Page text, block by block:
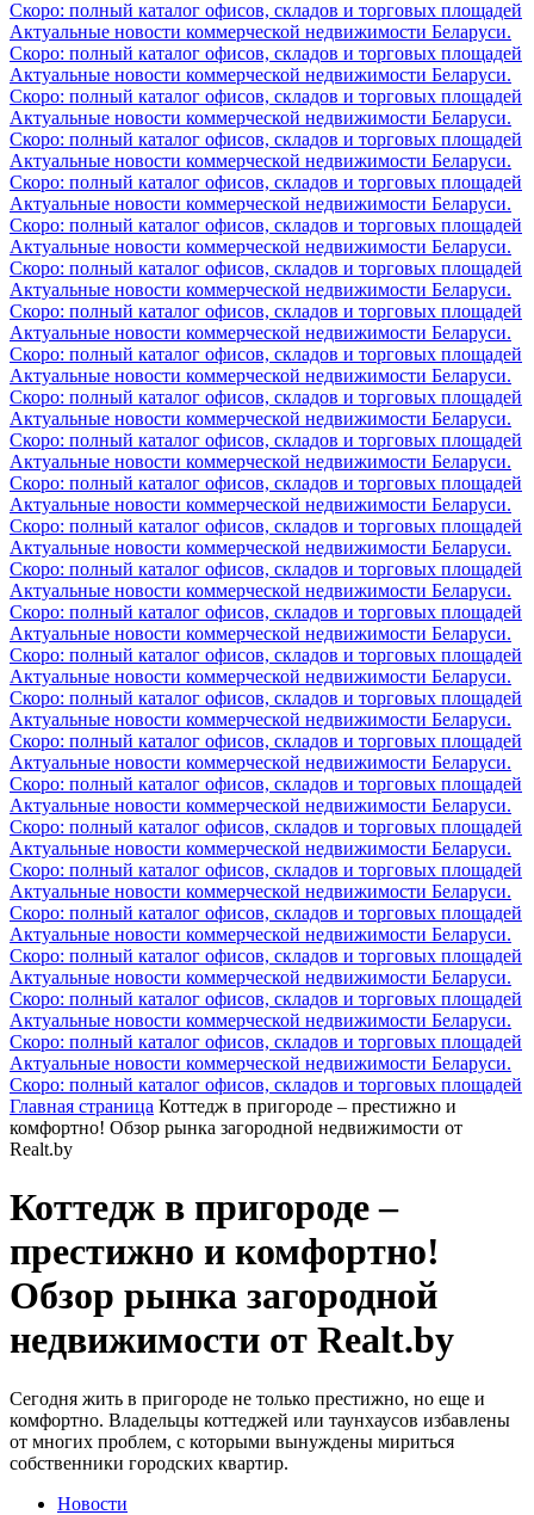
Скоро: полный каталог офисов, складов и торговых площадей
Актуальные новости коммерческой недвижимости Беларуси.
Скоро: полный каталог офисов, складов и торговых площадей
Актуальные новости коммерческой недвижимости Беларуси.
Скоро: полный каталог офисов, складов и торговых площадей
Актуальные новости коммерческой недвижимости Беларуси.
Скоро: полный каталог офисов, складов и торговых площадей
Актуальные новости коммерческой недвижимости Беларуси.
Скоро: полный каталог офисов, складов и торговых площадей
Актуальные новости коммерческой недвижимости Беларуси.
Скоро: полный каталог офисов, складов и торговых площадей
Актуальные новости коммерческой недвижимости Беларуси.
Скоро: полный каталог офисов, складов и торговых площадей
Актуальные новости коммерческой недвижимости Беларуси.
Скоро: полный каталог офисов, складов и торговых площадей
Актуальные новости коммерческой недвижимости Беларуси.
Скоро: полный каталог офисов, складов и торговых площадей
Актуальные новости коммерческой недвижимости Беларуси.
Скоро: полный каталог офисов, складов и торговых площадей
Актуальные новости коммерческой недвижимости Беларуси.
Скоро: полный каталог офисов, складов и торговых площадей
Актуальные новости коммерческой недвижимости Беларуси.
Скоро: полный каталог офисов, складов и торговых площадей
Актуальные новости коммерческой недвижимости Беларуси.
Скоро: полный каталог офисов, складов и торговых площадей
Актуальные новости коммерческой недвижимости Беларуси.
Скоро: полный каталог офисов, складов и торговых площадей
Актуальные новости коммерческой недвижимости Беларуси.
Скоро: полный каталог офисов, складов и торговых площадей
Актуальные новости коммерческой недвижимости Беларуси.
Скоро: полный каталог офисов, складов и торговых площадей
Актуальные новости коммерческой недвижимости Беларуси.
Скоро: полный каталог офисов, складов и торговых площадей
Актуальные новости коммерческой недвижимости Беларуси.
Скоро: полный каталог офисов, складов и торговых площадей
Актуальные новости коммерческой недвижимости Беларуси.
Скоро: полный каталог офисов, складов и торговых площадей
Актуальные новости коммерческой недвижимости Беларуси.
Скоро: полный каталог офисов, складов и торговых площадей
Актуальные новости коммерческой недвижимости Беларуси.
Скоро: полный каталог офисов, складов и торговых площадей
Актуальные новости коммерческой недвижимости Беларуси.
Скоро: полный каталог офисов, складов и торговых площадей
Актуальные новости коммерческой недвижимости Беларуси.
Скоро: полный каталог офисов, складов и торговых площадей
Актуальные новости коммерческой недвижимости Беларуси.
Скоро: полный каталог офисов, складов и торговых площадей
Актуальные новости коммерческой недвижимости Беларуси.
Скоро: полный каталог офисов, складов и торговых площадей
Актуальные новости коммерческой недвижимости Беларуси.
Скоро: полный каталог офисов, складов и торговых площадей
Главная страница Коттедж в пригороде – престижно и
комфортно! Обзор рынка загородной недвижимости от
Realt.by
Коттедж в пригороде –
престижно и комфортно!
Обзор рынка загородной
недвижимости от Realt.by
Сегодня жить в пригороде не только престижно, но еще и
комфортно. Владельцы коттеджей или таунхаусов избавлены
от многих проблем, с которыми вынуждены мириться
собственники городских квартир.
Новости